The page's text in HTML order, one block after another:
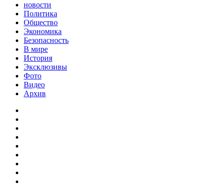
новости
Политика
Общество
Экономика
Безопасность
В мире
История
Эксклюзивы
Фото
Видео
Архив